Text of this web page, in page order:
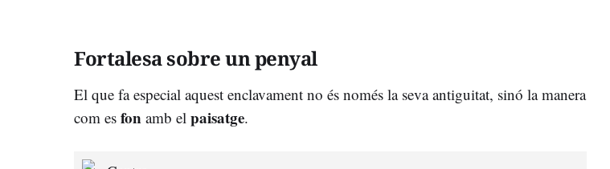
Fortalesa sobre un penyal
El que fa especial aquest enclavament no és només la seva antiguitat, sinó la manera
com es fon amb el paisatge.